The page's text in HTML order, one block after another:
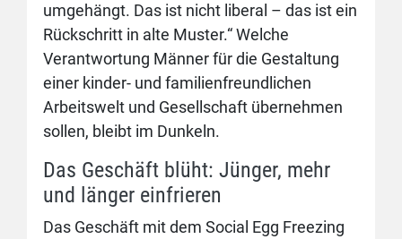
umgehängt. Das ist nicht liberal – das ist ein
Rückschritt in alte Muster.“ Welche
Verantwortung Männer für die Gestaltung
einer kinder- und familienfreundlichen
Arbeitswelt und Gesellschaft übernehmen
sollen, bleibt im Dunkeln.
Das Geschäft blüht: Jünger, mehr
und länger einfrieren
Das Geschäft mit dem Social Egg Freezing